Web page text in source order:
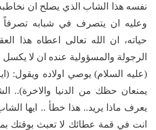
نفسه هذا الشاب الذي يصلح ان نخاطبه
وعليه ان يتصرف في شبابه تصرفاً
حياته، ان الله تعالى اعطاه هذا
الرجولة والمسؤولية عنده ان لا
(عليه السلام) يوصي اولاده ويقول:
يمنعان حظك من الدنيا والاخرة)..
يعرف ماذا يريد.. هذا خطأ .. ايها
انت في قمة عطائك لا تعبث بوقتك